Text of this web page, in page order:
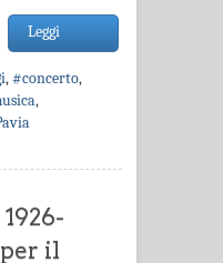
Leggi
,#concerto,
,
il